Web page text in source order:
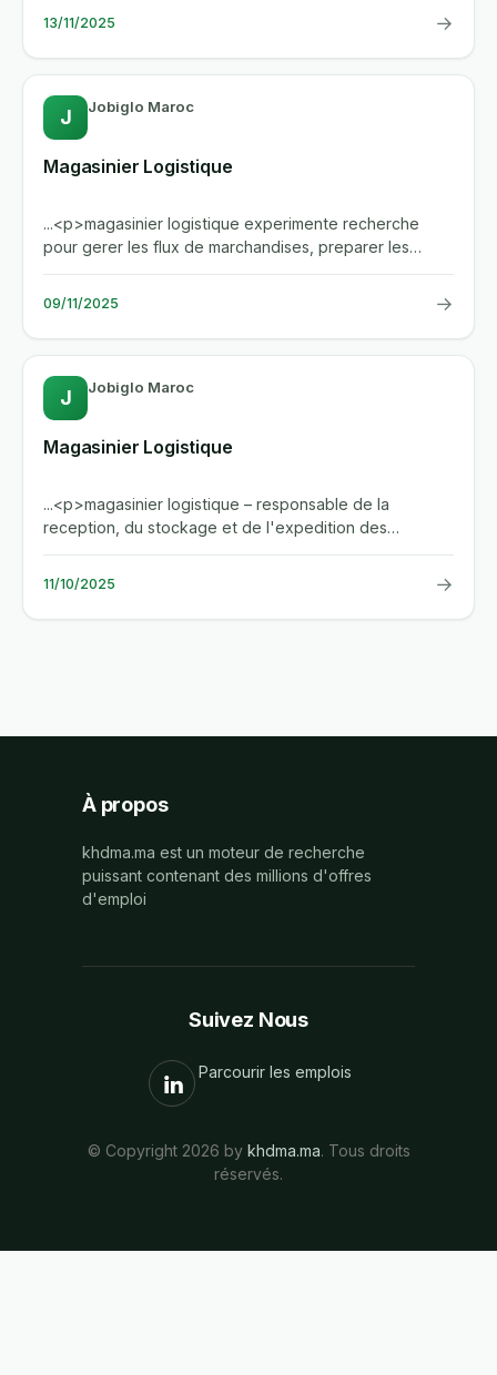
13/11/2025 →
J Jobiglo Maroc
Magasinier Logistique
...<p>magasinier logistique experimente recherche
pour gerer les flux de marchandises, preparer les
commandes, assurer le...
09/11/2025 →
J Jobiglo Maroc
Magasinier Logistique
...<p>magasinier logistique – responsable de la
reception, du stockage et de l'expedition des
marchandises dans un...
11/10/2025 →
À propos
khdma.ma est un moteur de recherche
puissant contenant des millions d'offres
d'emploi
Suivez Nous
Parcourir les emplois
© Copyright 2026 by khdma.ma. Tous droits
réservés.